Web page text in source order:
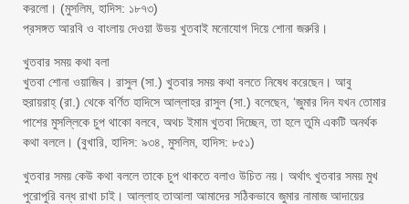
করলো। (মুসলিম, হাদিস: ১৮৭৩)
প্রসঙ্গত আরবি ও বাংলায় দেওয়া উভয় খুতবাই মনোযোগ দিয়ে শোনা জরুরি।
খুতবার সময় কথা বলা
খুতবা শোনা ওয়াজিব। রাসুল (সা.) খুতবার সময় কথা বলতে নিষেধ করেছেন। আবু
হুরায়রাহ্ (রা.) থেকে বর্ণিত হাদিসে আল্লাহর রাসুল (সা.) বলেছেন, ‘জুমার দিন যখন তোমার
পাশের মুসল্লিকে চুপ থাকো বলবে, অথচ ইমাম খুতবা দিচ্ছেন, তা হলে তুমি একটি অনর্থক
কথা বললে। (বুখারি, হাদিস: ৯৩৪, মুসলিম, হাদিস: ৮৫১)
খুতবার সময় কেউ কথা বললে তাকে চুপ থাকতে বলাও উচিত নয়। অর্থাৎ খুতবার সময় মুখ
পুরোপুরি বন্ধ রাখা চাই। আল্লাহ তাআলা আমাদের সঠিকভাবে জুমার নামাজ আদায়ের